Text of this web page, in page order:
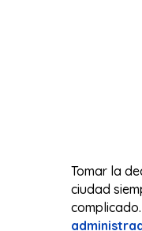
Tomar la
ciudad